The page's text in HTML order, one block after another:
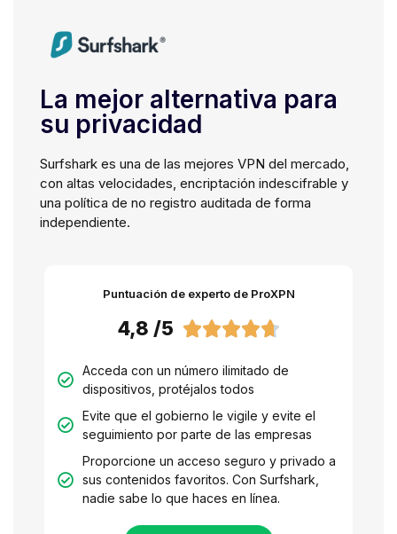
La mejor alternativa para
su privacidad
Surfshark es una de las mejores VPN del mercado,
con altas velocidades, encriptación indescifrable y
una política de no registro auditada de forma
independiente.
Puntuación de experto de ProXPN
4,8 /5 
Acceda con un número ilimitado de
dispositivos, protéjalos todos
Evite que el gobierno le vigile y evite el
seguimiento por parte de las empresas
Proporcione un acceso seguro y privado a
sus contenidos favoritos. Con Surfshark,
nadie sabe lo que haces en línea.